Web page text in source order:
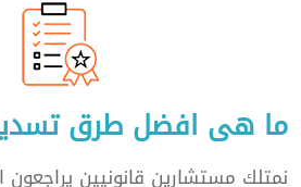
ما هى افضل طرق
نمتلك مستشارين قانونيين يراجعون